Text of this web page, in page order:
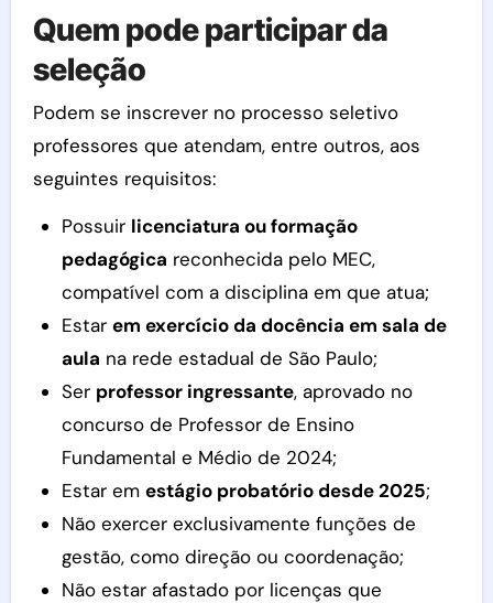
Quem pode participar da
seleção
Podem se inscrever no processo seletivo
professores que atendam, entre outros, aos
seguintes requisitos:
Possuir licenciatura ou formação
pedagógica reconhecida pelo MEC,
compatível com a disciplina em que atua;
Estar em exercício da docência em sala de
aula na rede estadual de São Paulo;
Ser professor ingressante, aprovado no
concurso de Professor de Ensino
Fundamental e Médio de 2024;
Estar em estágio probatório desde 2025;
Não exercer exclusivamente funções de
gestão, como direção ou coordenação;
Não estar afastado por licenças que